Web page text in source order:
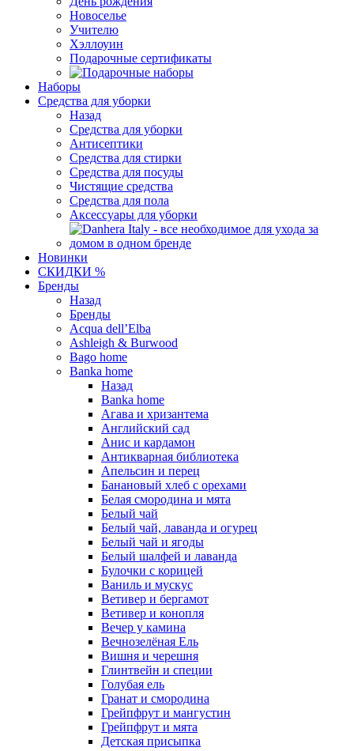
Новоселье
Учителю
Хэллоуин
Подарочные сертификаты
Наборы
Средства для уборки
Назад
Средства для уборки
Антисептики
Средства для стирки
Средства для посуды
Чистящие средства
Средства для пола
Аксессуары для уборки
Новинки
СКИДКИ %
Бренды
Назад
Бренды
Acqua dell’Elba
Ashleigh & Burwood
Bago home
Banka home
Назад
Banka home
Агава и хризантема
Английский сад
Анис и кардамон
Антикварная библиотека
Апельсин и перец
Банановый хлеб с орехами
Белая смородина и мята
Белый чай
Белый чай, лаванда и огурец
Белый чай и ягоды
Белый шалфей и лаванда
Булочки с корицей
Ваниль и мускус
Ветивер и бергамот
Ветивер и конопля
Вечер у камина
Вечнозелёная Ель
Вишня и черешня
Глинтвейн и специи
Голубая ель
Гранат и смородина
Грейпфрут и мангустин
Грейпфрут и мята
Детская присыпка